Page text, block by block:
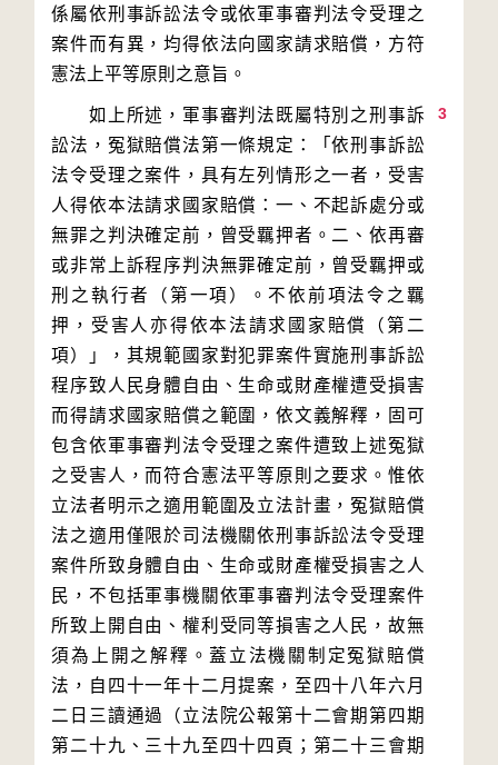
係屬依刑事訴訟法令或依軍事審判法令受理之
案件而有異，均得依法向國家請求賠償，方符
3
如上所述，軍事審判法既屬特別之刑事訴
訟法，冤獄賠償法第一條規定：「依刑事訴訟
法令受理之案件，具有左列情形之一者，受害
人得依本法請求國家賠償：一、不起訴處分或
無罪之判決確定前，曾受羈押者。二、依再審
或非常上訴程序判決無罪確定前，曾受羈押或
刑之執行者（第一項）。不依前項法令之羈
押，受害人亦得依本法請求國家賠償（第二
項）」，其規範國家對犯罪案件實施刑事訴訟
程序致人民身體自由、生命或財產權遭受損害
而得請求國家賠償之範圍，依文義解釋，固可
包含依軍事審判法令受理之案件遭致上述冤獄
之受害人，而符合憲法平等原則之要求。惟依
立法者明示之適用範圍及立法計畫，冤獄賠償
法之適用僅限於司法機關依刑事訴訟法令受理
案件所致身體自由、生命或財產權受損害之人
民，不包括軍事機關依軍事審判法令受理案件
所致上開自由、權利受同等損害之人民，故無
須為上開之解釋。蓋立法機關制定冤獄賠償
法，自四十一年十二月提案，至四十八年六月
二日三讀通過（立法院公報第十二會期第四期
第二十九、三十九至四十四頁；第二十三會期